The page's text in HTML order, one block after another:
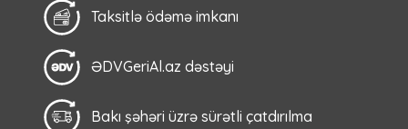
Taksitlə ödəmə imkanı
ƏDVGeriAl.az dəstəyi
Bakı şəhəri üzrə sürətli çatdırılma